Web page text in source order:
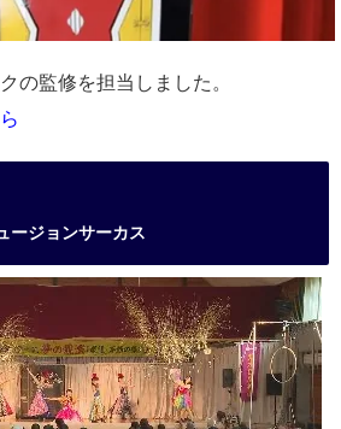
の監修を担当しました。
ージョンサーカス